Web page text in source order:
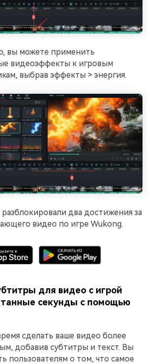
вы можете применить
видеоэффекты к игровым
выбрав эффекты > энергия.
два достижения за
видео по игре Wukong.
для видео с игрой
секунды с помощью
сделать ваше видео более
добавив субтитры и текст. Вы
пользователям о том, что самое